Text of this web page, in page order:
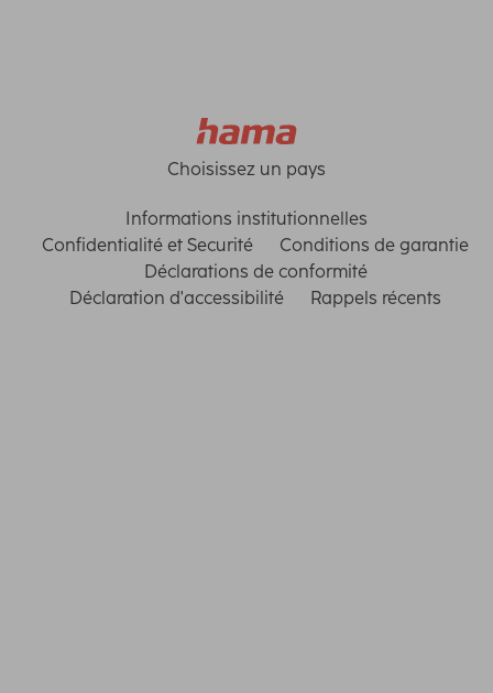
Choisissez un pays
Informations institutionnelles
Confidentialité et Securité
Conditions de garantie
Déclarations de conformité
Déclaration d'accessibilité
Rappels récents